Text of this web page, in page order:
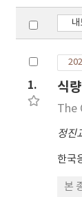
내
1. 식
The
정진
한국
본